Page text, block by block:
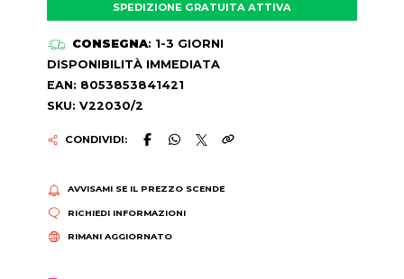
SPEDIZIONE GRATUITA ATTIVA
CONSEGNA: 1-3 GIORNI
DISPONIBILITÀ IMMEDIATA
EAN: 8053853841421
SKU: V22030/2
CONDIVIDI:
AVVISAMI SE IL PREZZO SCENDE
RICHIEDI INFORMAZIONI
RIMANI AGGIORNATO